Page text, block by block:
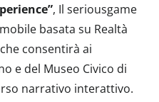
, Il seriousgame
basata su Realtà
consentirà ai
e del Museo Civico di
narrativo interattivo.